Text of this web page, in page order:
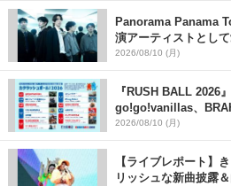
Panorama Panama
演アーティストとし
スらを発表 「
2026/08/10 (月)
『RUSH BALL 2026
go!go!vanillas、
場、他出演アーティ
2026/08/10 (月)
【ライブレポート】
リッシュな新曲披露